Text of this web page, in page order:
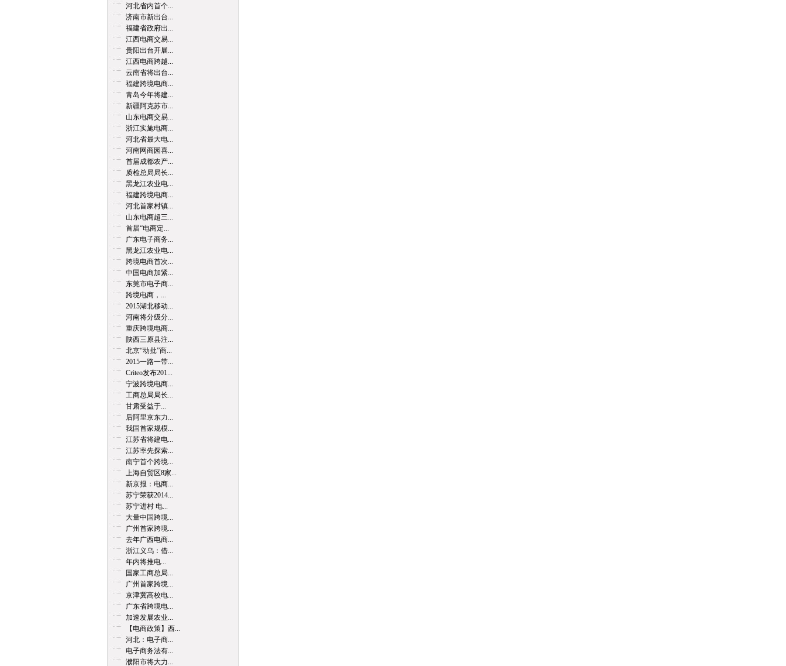
河北省内首个...
济南市新出台...
福建省政府出...
江西电商交易...
贵阳出台开展...
江西电商跨越...
云南省将出台...
福建跨境电商...
青岛今年将建...
新疆阿克苏市...
山东电商交易...
浙江实施电商...
河北省最大电...
河南网商园喜...
首届成都农产...
质检总局局长...
黑龙江农业电...
福建跨境电商...
河北首家村镇...
山东电商超三...
首届“电商定...
广东电子商务...
黑龙江农业电...
跨境电商首次...
中国电商加紧...
东莞市电子商...
跨境电商，...
2015湖北移动...
河南将分级分...
重庆跨境电商...
陕西三原县注...
北京“动批”商...
2015一路一带...
Criteo发布201...
宁波跨境电商...
工商总局局长...
甘肃受益于...
后阿里京东力...
我国首家规模...
江苏省将建电...
江苏率先探索...
南宁首个跨境...
上海自贸区8家...
新京报：电商...
苏宁荣获2014...
苏宁进村 电...
大量中国跨境...
广州首家跨境...
去年广西电商...
浙江义乌：借...
年内将推电...
国家工商总局...
广州首家跨境...
京津冀高校电...
广东省跨境电...
加速发展农业...
【电商政策】西...
河北：电子商...
电子商务法有...
濮阳市将大力...